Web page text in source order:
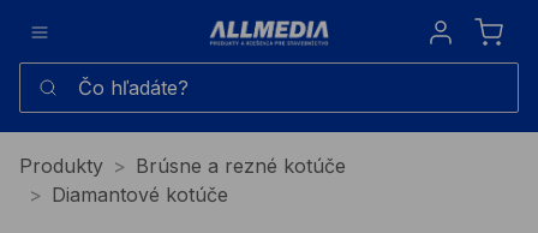
Sign in
Čo hľadáte?
Produkty
Brúsne a rezné kotúče
Diamantové kotúče